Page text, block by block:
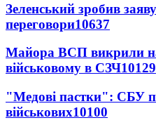
Зеленський зробив
переговори10637
Майора ВСП викрили
військовому в СЗЧ10129
"Медові пастки": СБУ
військових10100